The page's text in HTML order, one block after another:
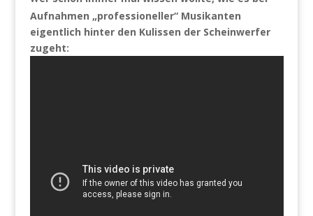
Aufnahmen „professioneller“ Musikanten
eigentlich hinter den Kulissen der Scheinwerfer
zugeht: